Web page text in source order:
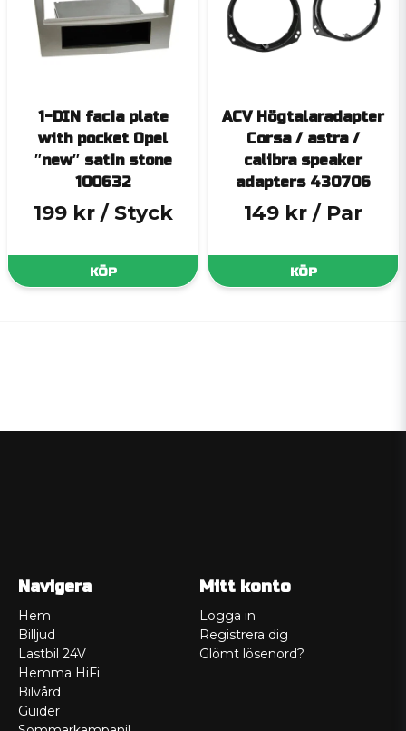
1-DIN facia plate
with pocket Opel
″new″ satin stone
100632
199 kr / Styck
KÖP
ACV Högtalaradapter
Corsa / astra /
calibra speaker
adapters 430706
149 kr / Par
KÖP
Navigera
Hem
Billjud
Lastbil 24V
Hemma HiFi
Bilvård
Guider
Mitt konto
Logga in
Registrera dig
Glömt lösenord?